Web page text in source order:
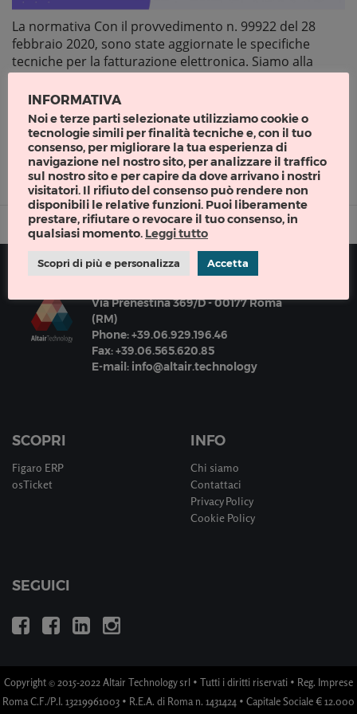
La normativa Con il provvedimento n. 99922 del 28
febbraio 2020, sono state aggiornate le specifiche
tecniche per la fatturazione elettronica. Siamo alla
versione 1.6 che vede una revisione del file XML per la
fattura elettronica da trasmettere al sistema di
interscambio, con l’obiettivo di consentire una maggior
precisione delle voci. Il nuovo tracciato delle […]
Figaro ASD | Tags:Fattura Elettronica ,Gennaio2021 ,Natura IVA ,Nuovi
Codici Natura Iva , Nuovo Tracciato ,Provvedimento 20 Aprile 2020 ,Provvedimento N.
Via Prenestina 369/D - 00177 Roma
(RM)
Phone: +39.06.929.196.46
Fax: +39.06.565.620.85
E-mail: info@altair.technology
SCOPRI
Figaro ERP
osTicket
INFO
Chi siamo
Contattaci
Privacy Policy
Cookie Policy
SEGUICI
Copyright © 2015-2022 Altair Technology srl • Tutti i diritti riservati • Reg. Imprese
Roma C.F./P.I. 13219961003 • R.E.A. di Roma n. 1431424 • Capitale Sociale € 12.000
INFORMATIVA
Noi e terze parti selezionate utilizziamo cookie o
tecnologie simili per finalità tecniche e, con il tuo
consenso, per migliorare la tua esperienza di
navigazione nel nostro sito, per analizzare il traffico
sul nostro sito e per capire da dove arrivano i nostri
visitatori. Il rifiuto del consenso può rendere non
disponibili le relative funzioni. Puoi liberamente
prestare, rifiutare o revocare il tuo consenso, in
qualsiasi momento. Leggi tutto
Scopri di più e personalizza Accetta